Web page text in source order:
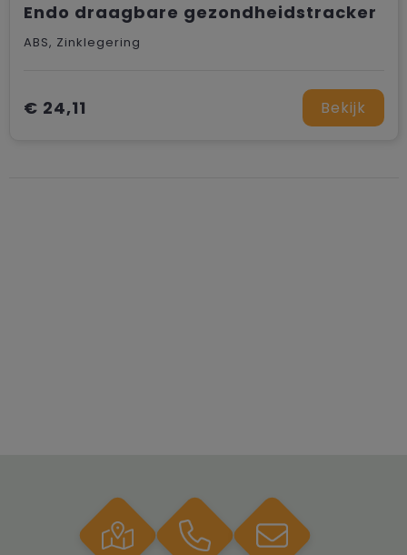
Endo draagbare gezondheidstracker
ABS, Zinklegering
€ 24,11 Bekijk